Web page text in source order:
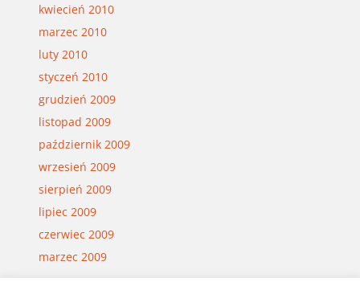
kwiecień 2010
marzec 2010
luty 2010
styczeń 2010
grudzień 2009
listopad 2009
październik 2009
wrzesień 2009
sierpień 2009
lipiec 2009
czerwiec 2009
marzec 2009